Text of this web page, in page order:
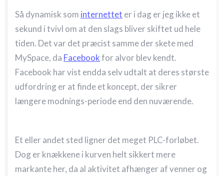
Så dynamisk som internettet er i dag er jeg ikke et
sekund i tvivl om at den slags bliver skiftet ud hele
tiden. Det var det præcist samme der skete med
MySpace, da Facebookfor alvor blev kendt.
Facebook har vist endda selv udtalt at deres største
udfordring er at finde et koncept, der sikrer
længere modnings-periode end den nuværende.
Et eller andet sted ligner det meget PLC-forløbet.
Dog er knækkene i kurven helt sikkert mere
markante her, da al aktivitet afhænger af venner og
Måle annonceringseffektivitet
Måle indholdseffektivitet
Forstå målgrupper gennem statistikker eller
kombinationer af oplysninger fra forskellige
kilder
Udvikle og forbedre tjenester
IAB Special Features:
Bruge præcise geografiske
placeringsoplysninger